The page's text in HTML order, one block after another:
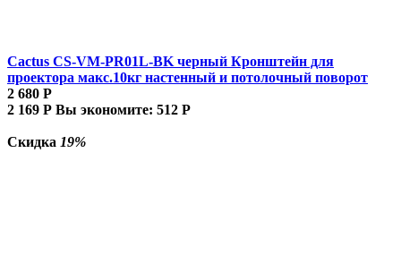
Cactus CS-VM-PR01L-BK черный Кронштейн для
проектора макс.10кг настенный и потолочный поворот
2 680 Р
2 169 Р Вы экономите: 512 Р
Скидка 19%